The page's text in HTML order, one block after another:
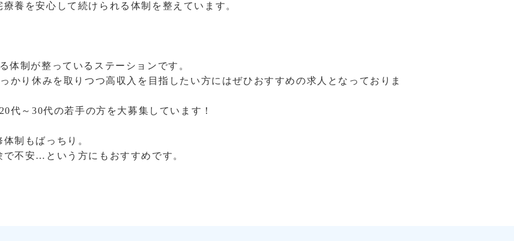
養を安心して続けられる体制を整えています。
体制が整っているステーションです。
かり休みを取りつつ高収入を目指したい方にはぜひおすすめの求人となっておりま
代～30代の若手の方を大募集しています！
制もばっちり。
不安…という方にもおすすめです。